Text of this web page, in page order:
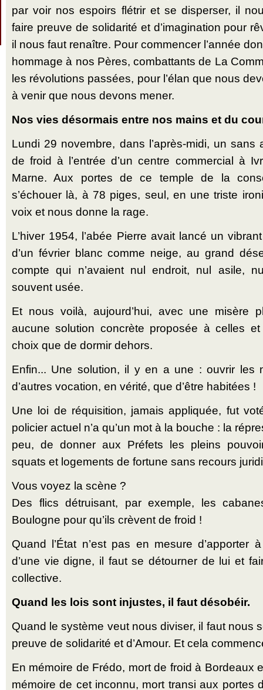
par voir nos espoirs flétrir et se disperser, il
faire preuve de solidarité et d’imagination pour
il nous faut renaître. Pour commencer l’année
hommage à nos Pères, combattants de La
les révolutions passées, pour l’élan que nous
à venir que nous devons mener.
Nos vies désormais entre nos mains et du
Lundi 29 novembre, dans l’après-midi, un sans
de froid à l’entrée d’un centre commercial à
Marne. Aux portes de ce temple de la
s’échouer là, à 78 piges, seul, en une triste
voix et nous donne la rage.
L’hiver 1954, l’abée Pierre avait lancé un
d’un février blanc comme neige, au grand
compte qui n’avaient nul endroit, nul asile,
souvent usée.
Et nous voilà, aujourd’hui, avec une misère
aucune solution concrète proposée à celles et
choix que de dormir dehors.
Enfin... Une solution, il y en a une : ouvrir les
d’autres vocation, en vérité, que d’être habitées !
Une loi de réquisition, jamais appliquée, fut
policier actuel n’a qu’un mot à la bouche : la
peu, de donner aux Préfets les pleins
squats et logements de fortune sans recours
Vous voyez la scène ?
Des flics détruisant, par exemple, les
Boulogne pour qu’ils crèvent de froid !
Quand l’État n’est pas en mesure d’apporter
d’une vie digne, il faut se détourner de lui et
collective.
Quand les lois sont injustes, il faut désobéir.
Quand le système veut nous diviser, il faut nous
preuve de solidarité et d’Amour. Et cela
En mémoire de Frédo, mort de froid à Bordeaux
mémoire de cet inconnu, mort transi aux portes